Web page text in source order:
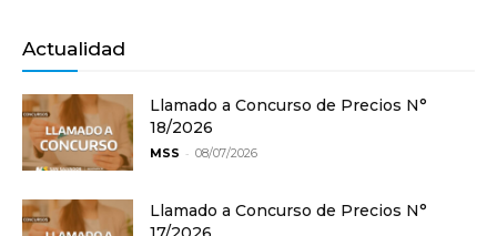
Actualidad
Llamado a Concurso de Precios N°
18/2026
MSS - 08/07/2026
Llamado a Concurso de Precios N°